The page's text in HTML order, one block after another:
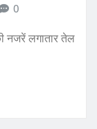
0
नजरें लगातार तेल